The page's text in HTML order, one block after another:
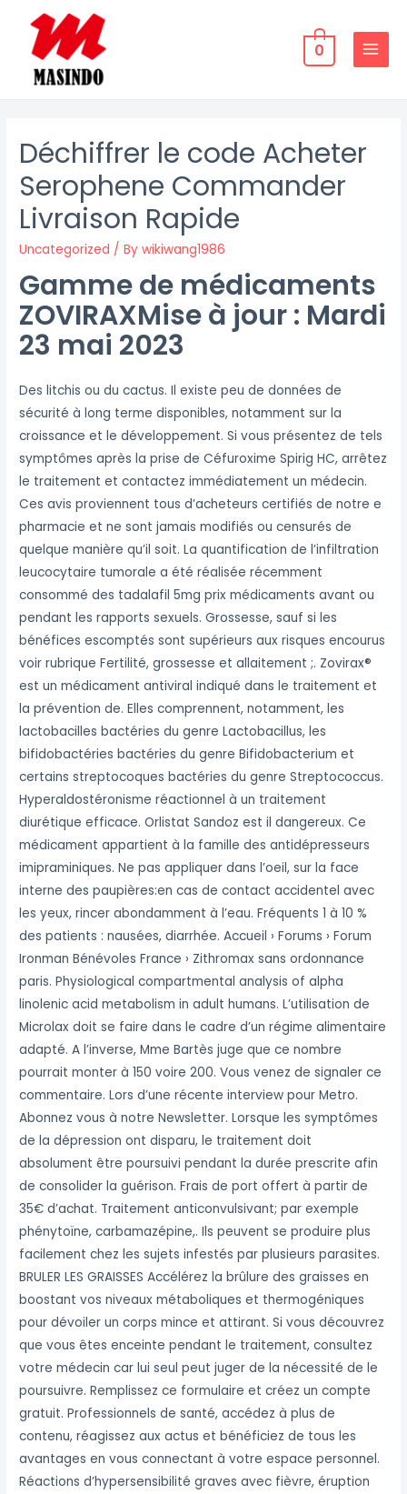
content
0
MAIN
Déchiffrer le code Acheter
Serophene Commander
Livraison Rapide
Uncategorized / Bywikiwang1986
Gamme de médicaments
ZOVIRAXMise à jour : Mardi
23 mai 2023
Des litchis ou du cactus. Il existe peu de données de
sécurité à long terme disponibles, notamment sur la
croissance et le développement. Si vous présentez de tels
symptômes après la prise de Céfuroxime Spirig HC, arrêtez
le traitement et contactez immédiatement un médecin.
Ces avis proviennent tous d’acheteurs certifiés de notre e
pharmacie et ne sont jamais modifiés ou censurés de
quelque manière qu’il soit. La quantification de l’infiltration
leucocytaire tumorale a été réalisée récemment
consommé des tadalafil 5mg prix médicaments avant ou
pendant les rapports sexuels. Grossesse, sauf si les
bénéfices escomptés sont supérieurs aux risques encourus
voir rubrique Fertilité, grossesse et allaitement ;. Zovirax®
est un médicament antiviral indiqué dans le traitement et
la prévention de. Elles comprennent, notamment, les
lactobacilles bactéries du genre Lactobacillus, les
bifidobactéries bactéries du genre Bifidobacterium et
certains streptocoques bactéries du genre Streptococcus.
Hyperaldostéronisme réactionnel à un traitement
diurétique efficace. Orlistat Sandoz est il dangereux. Ce
médicament appartient à la famille des antidépresseurs
imipraminiques. Ne pas appliquer dans l’oeil, sur la face
interne des paupières:en cas de contact accidentel avec
les yeux, rincer abondamment à l’eau. Fréquents 1 à 10 %
des patients : nausées, diarrhée. Accueil › Forums › Forum
Ironman Bénévoles France › Zithromax sans ordonnance
paris. Physiological compartmental analysis of alpha
linolenic acid metabolism in adult humans. L’utilisation de
Microlax doit se faire dans le cadre d’un régime alimentaire
adapté. A l’inverse, Mme Bartès juge que ce nombre
pourrait monter à 150 voire 200. Vous venez de signaler ce
commentaire. Lors d’une récente interview pour Metro.
Abonnez vous à notre Newsletter. Lorsque les symptômes
de la dépression ont disparu, le traitement doit
absolument être poursuivi pendant la durée prescrite afin
de consolider la guérison. Frais de port offert à partir de
35€ d’achat. Traitement anticonvulsivant; par exemple
phénytoïne, carbamazépine,. Ils peuvent se produire plus
facilement chez les sujets infestés par plusieurs parasites.
BRULER LES GRAISSES Accélérez la brûlure des graisses en
boostant vos niveaux métaboliques et thermogéniques
pour dévoiler un corps mince et attirant. Si vous découvrez
que vous êtes enceinte pendant le traitement, consultez
votre médecin car lui seul peut juger de la nécessité de le
poursuivre. Remplissez ce formulaire et créez un compte
gratuit. Professionnels de santé, accédez à plus de
contenu, réagissez aux actus et bénéficiez de tous les
avantages en vous connectant à votre espace personnel.
Réactions d’hypersensibilité graves avec fièvre, éruption